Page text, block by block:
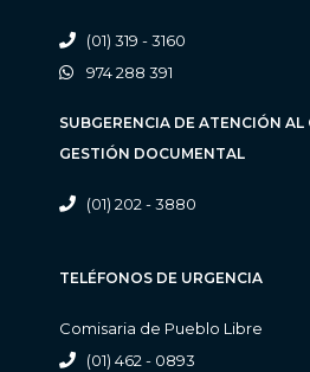
(01) 319 - 3160
974 288 391
SUBGERENCIA DE ATENCIÓN
GESTIÓN DOCUMENTAL
(01) 202 - 3880
TELÉFONOS DE URGENCIA
Comisaria de Pueblo Libre
(01) 462 - 0893